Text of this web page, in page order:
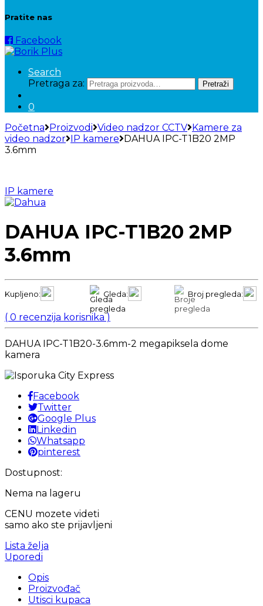
Pratite nas
Facebook
Search
Pretraga za:
Pretraži
0
Početna Proizvodi Video nadzor CCTV Kamere za
video nadzor IP kamere DAHUA IPC-T1B20 2MP
3.6mm
IP kamere
DAHUA IPC-T1B20 2MP
3.6mm
Kupljeno: Gleda: Broj pregleda:
( 0 recenzija korisnika )
DAHUA IPC-T1B20-3.6mm-2 megapiksela dome
kamera
Facebook
Twitter
Google Plus
Linkedin
Whatsapp
pinterest
Dostupnost:
Nema na lageru
CENU mozete videti
samo ako ste prijavljeni
Lista želja
Uporedi
Opis
Proizvođač
Utisci kupaca